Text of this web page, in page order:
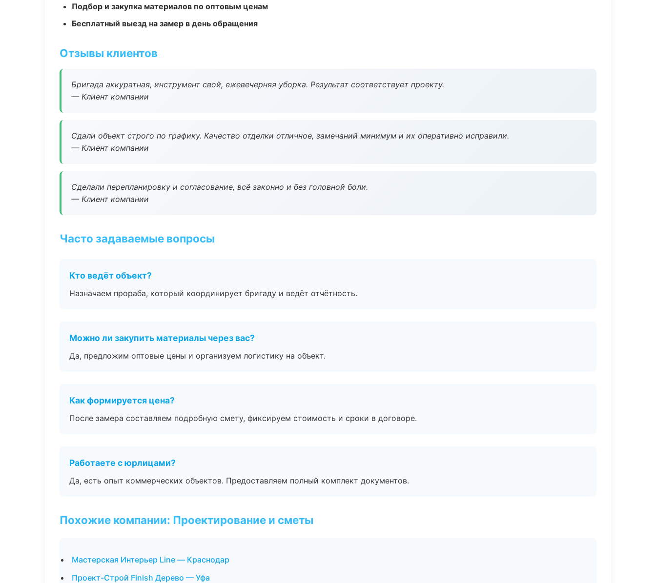
Подбор и закупка материалов по оптовым ценам
Бесплатный выезд на замер в день обращения
Отзывы клиентов
Бригада аккуратная, инструмент свой, ежевечерняя уборка. Результат соответствует проекту.
— Клиент компании
Сдали объект строго по графику. Качество отделки отличное, замечаний минимум и их оперативно исправили.
— Клиент компании
Сделали перепланировку и согласование, всё законно и без головной боли.
— Клиент компании
Часто задаваемые вопросы
Кто ведёт объект?
Назначаем прораба, который координирует бригаду и ведёт отчётность.
Можно ли закупить материалы через вас?
Да, предложим оптовые цены и организуем логистику на объект.
Как формируется цена?
После замера составляем подробную смету, фиксируем стоимость и сроки в договоре.
Работаете с юрлицами?
Да, есть опыт коммерческих объектов. Предоставляем полный комплект документов.
Похожие компании: Проектирование и сметы
Мастерская Интерьер Line — Краснодар
Проект-Строй Finish Дерево — Уфа